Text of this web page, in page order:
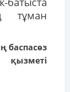
тұман
баспасөз
қызметі